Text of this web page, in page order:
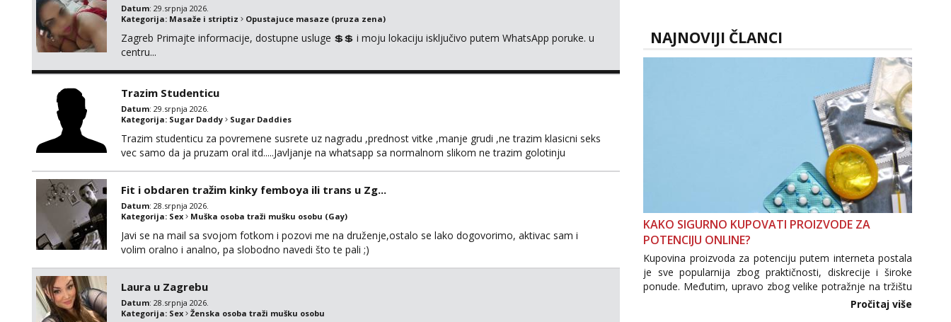
Datum: 29.srpnja 2026.
Kategorija: Masaže i striptiz Opustajuce masaze (pruza zena)
Zagreb Primajte informacije, dostupne usluge 💲💲 i moju lokaciju isključivo putem WhatsApp poruke. u
centru...
Trazim Studenticu
Datum: 29.srpnja 2026.
Kategorija: Sugar Daddy Sugar Daddies
Trazim studenticu za povremene susrete uz nagradu ,prednost vitke ,manje grudi ,ne trazim klasicni seks
vec samo da ja pruzam oral itd.....Javljanje na whatsapp sa normalnom slikom ne trazim golotinju
Fit i obdaren tražim kinky femboya ili trans u Zg...
Datum: 28.srpnja 2026.
Kategorija: Sex Muška osoba traži mušku osobu (Gay)
Javi se na mail sa svojom fotkom i pozovi me na druženje,ostalo se lako dogovorimo, aktivac sam i
volim oralno i analno, pa slobodno navedi što te pali ;)
Laura u Zagrebu
Datum: 28.srpnja 2026.
Kategorija: Sex Ženska osoba traži mušku osobu
NAJNOVIJI ČLANCI
KAKO SIGURNO KUPOVATI PROIZVODE ZA
POTENCIJU ONLINE?
Kupovina proizvoda za potenciju putem interneta postala
je sve popularnija zbog praktičnosti, diskrecije i široke
ponude. Međutim, upravo zbog velike potražnje na tržištu
se pojavljuju i brojni krivotvoreni proizvodi, nepouzdane
internetske trgovine te proizvodi nepoznatog podrijetla. ...
Pročitaj više